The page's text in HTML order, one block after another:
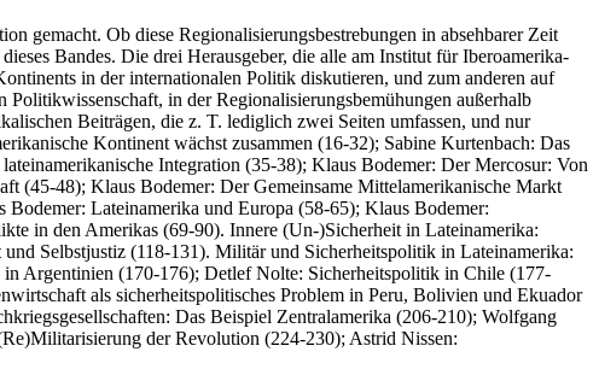
gemacht. Ob diese Regionalisierungsbestrebungen in absehbarer Zeit
Bandes. Die drei Herausgeber, die alle am Institut für Iberoamerika-
in der internationalen Politik diskutieren, und zum anderen auf
in der Regionalisierungsbemühungen außerhalb
Beiträgen, die z. T. lediglich zwei Seiten umfassen, und nur
Kontinent wächst zusammen (16-32); Sabine Kurtenbach: Das
Integration (35-38); Klaus Bodemer: Der Mercosur: Von
(45-48); Klaus Bodemer: Der Gemeinsame Mittelamerikanische Markt
Lateinamerika und Europa (58-65); Klaus Bodemer:
in den Amerikas (69-90). Innere (Un-)Sicherheit in Lateinamerika:
Selbstjustiz (118-131). Militär und Sicherheitspolitik in Lateinamerika:
Argentinien (170-176); Detlef Nolte: Sicherheitspolitik in Chile (177-
als sicherheitspolitisches Problem in Peru, Bolivien und Ekuador
Das Beispiel Zentralamerika (206-210); Wolfgang
der Revolution (224-230); Astrid Nissen: